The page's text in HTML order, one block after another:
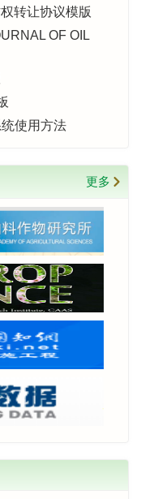
转让协议模版
OF OIL
使用方法
更多